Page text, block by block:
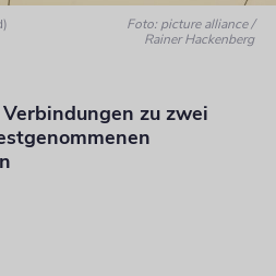
Foto: picture alliance /
Rainer Hackenberg
zu zwei